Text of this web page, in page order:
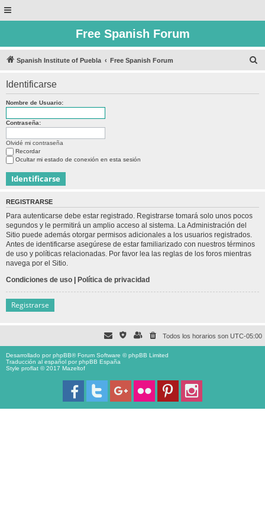
Free Spanish Forum
Spanish Institute of Puebla Free Spanish Forum
Identificarse
Nombre de Usuario:
Contraseña:
Olvidé mi contraseña
Recordar
Ocultar mi estado de conexión en esta sesión
REGISTRARSE
Para autenticarse debe estar registrado. Registrarse tomará solo unos pocos
segundos y le permitirá un amplio acceso al sistema. La Administración del
Sitio puede además otorgar permisos adicionales a los usuarios registrados.
Antes de identificarse asegúrese de estar familiarizado con nuestros términos
de uso y políticas relacionadas. Por favor lea las reglas de los foros mientras
navega por el Sitio.
Condiciones de uso | Política de privacidad
Registrarse
Todos los horarios son UTC-05:00
Desarrollado porphpBB® Forum Software © phpBB Limited
Traducción al español porphpBB España
Style proflat © 2017 Mazeltof